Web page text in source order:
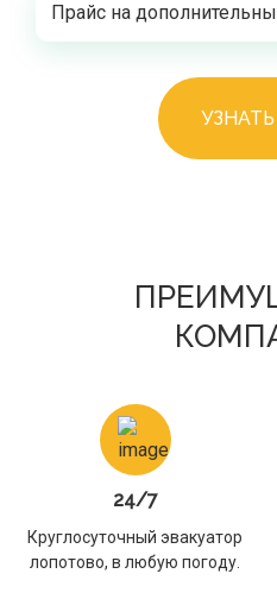
Прайс на
24/7
Круглосуточный эвакуатор
лопотово, в любую погоду.